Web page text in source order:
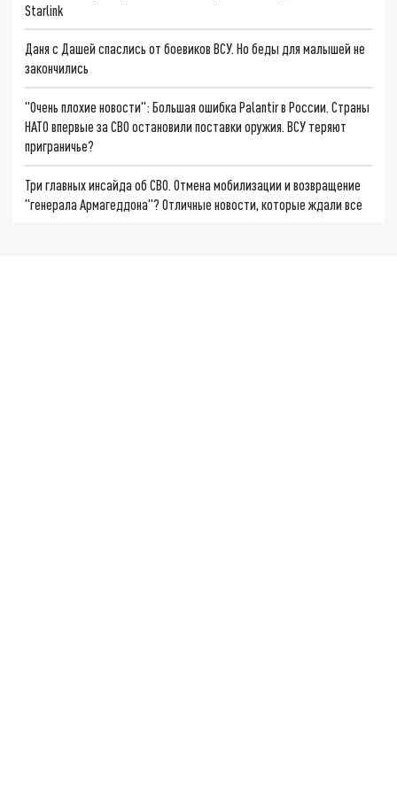
Starlink
Даня с Дашей спаслись от боевиков ВСУ. Но беды для малышей не
закончились
"Очень плохие новости": Большая ошибка Palantir в России. Страны
НАТО впервые за СВО остановили поставки оружия. ВСУ теряют
приграничье?
Три главных инсайда об СВО. Отмена мобилизации и возвращение
"генерала Армагеддона"? Отличные новости, которые ждали все